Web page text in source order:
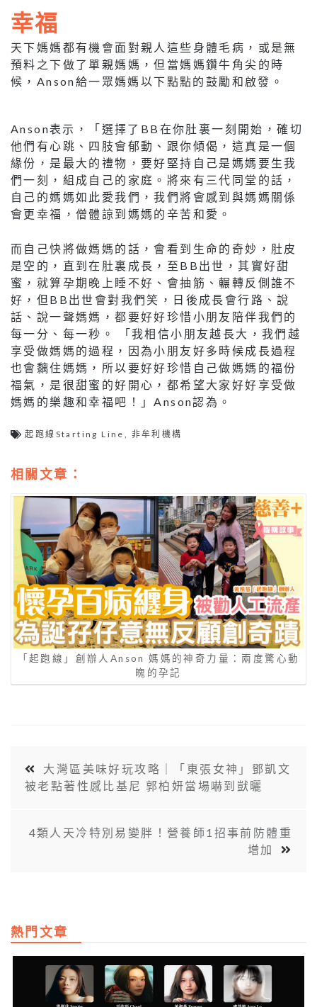
幸福
天下媽媽都有機會面對親人這些身體毛病，或是無
預料之下做了單親媽媽，但當媽媽鑽牛角尖的時
候，Anson給一眾媽媽以下點點的鼓勵和啟發。
Anson表示，「選擇了BB在你肚裏一刻開始，確切
他們有心跳、四肢會郁動、跟你傾偈，這真是一個
緣份，是最大的禮物，要好堅持自己是媽媽要生我
們一刻，組成自己的家庭。將來有三代同堂的話，
自己的媽媽如此愛我們，我們將會感到與媽媽關係
會更幸福，僧體諒到媽媽的辛苦和愛。
而自己快將做媽媽的話，會看到生命的奇妙，肚皮
是空的，直到在肚裏成長，至BB出世，其實好甜
蜜，就算孕期晚上睡不好、會抽筋、輾轉反側誰不
好，但BB出世會對我們笑，日後成長會行路、說
話、說一聲媽媽，都要好好珍惜小朋友陪伴我們的
每一分、每一秒。 「我相信小朋友越長大，我們越
享受做媽媽的過程，因為小朋友好多時候成長過程
也會黐住媽媽，所以要好好珍惜自己做媽媽的福份
福氣，是很甜蜜的好開心，都希望大家好好享受做
媽媽的樂趣和幸福吧！」Anson認為。
起跑線Starting Line 非牟利機構
相關文章：
「起跑線」創辦人Anson 媽媽的神奇力量：兩度驚心動
魄的孕記
大灣區美味好玩攻略｜「東張女神」鄧凱文
被老點著性感比基尼 郭柏妍當場嚇到獃曬
4類人天冷特別易變胖！營養師1招事前防體重
增加
熱門文章